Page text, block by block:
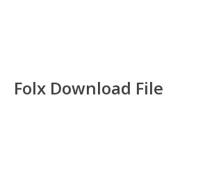
Folx Download File